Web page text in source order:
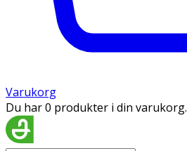
Varukorg
Du har 0 produkter i din varukorg.